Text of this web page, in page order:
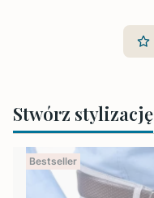
Stwórz stylizację
Bestseller